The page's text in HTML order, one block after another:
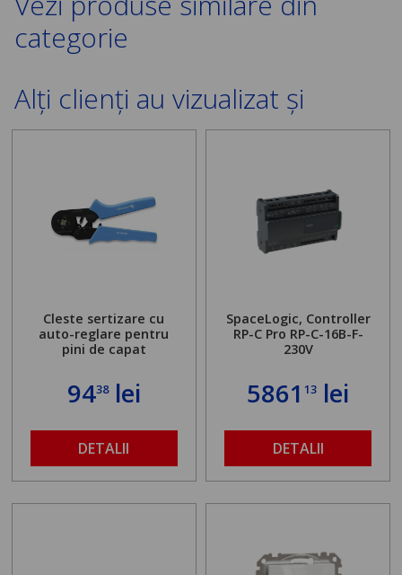
categorie
Alți clienți au vizualizat și
Cleste sertizare cu
auto-reglare pentru
pini de capat
9438lei
DETALII
SpaceLogic, Controller
RP-C Pro RP-C-16B-F-
230V
586113 lei
DETALII